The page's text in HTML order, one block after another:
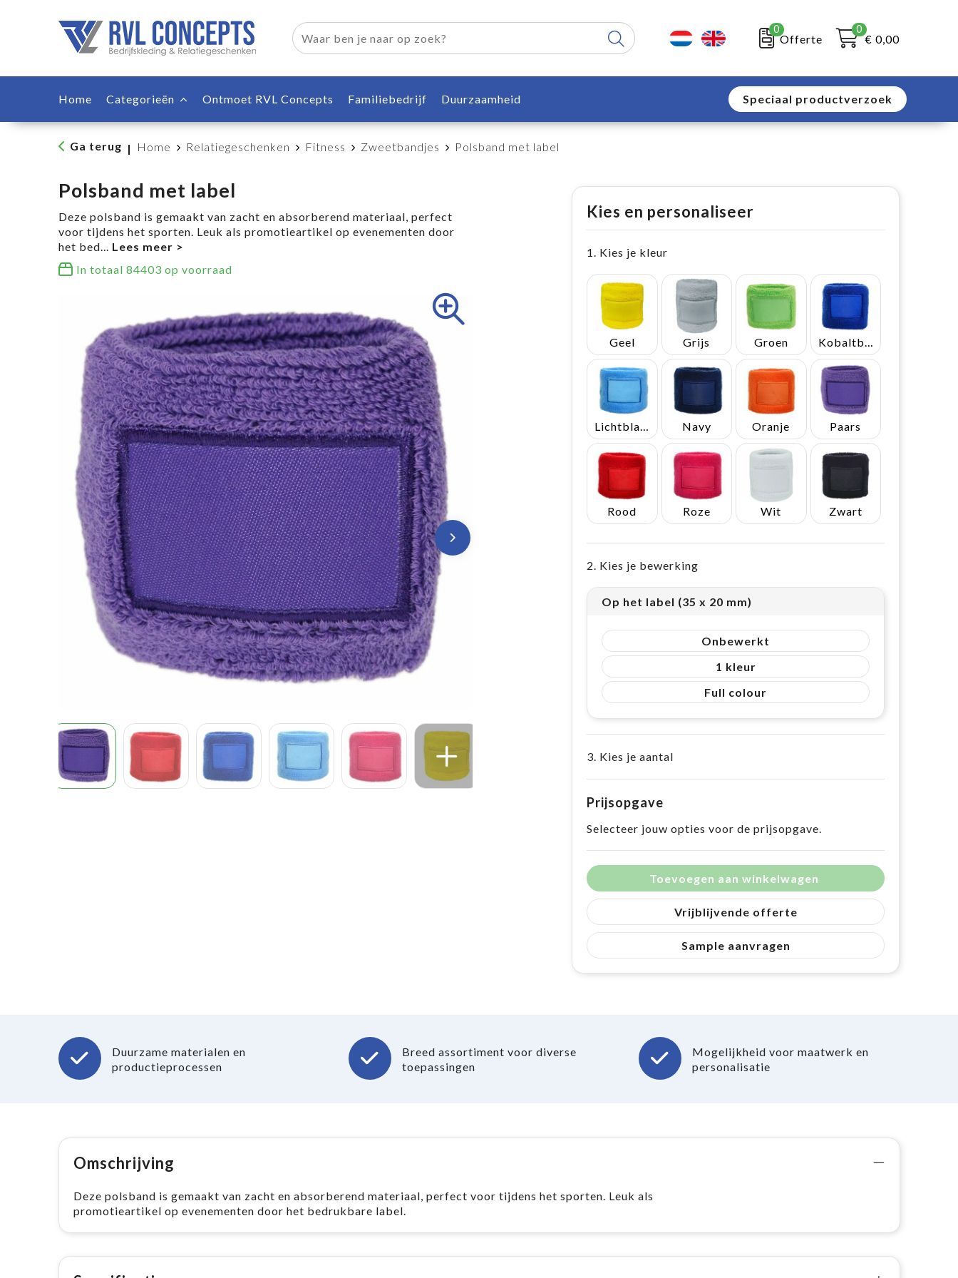
0
Offerte
0
€ 0,00
Home Categorieën Ontmoet RVL Concepts Familiebedrijf Duurzaamheid Speciaal productverzoek
Ga terug | Home Relatiegeschenken Fitness Zweetbandjes Polsband met label
Polsband met label
Deze polsband is gemaakt van zacht en absorberend materiaal, perfect
voor tijdens het sporten. Leuk als promotieartikel op evenementen door
het bed...
In totaal 84403 op voorraad
Kies en personaliseer
1. Kies je kleur
Geel Grijs Groen
Lichtblauw Navy Oranje Paars
Rood Roze Wit Zwart
2. Kies je bewerking
Op het label (35 x 20 mm)
Onbewerkt
1
Full colour
3. Kies je aantal
Prijsopgave
Selecteer jouw opties voor de prijsopgave.
Toevoegen aan winkelwagen
Vrijblijvende offerte
Sample aanvragen
Duurzame materialen en
productieprocessen
Breed assortiment voor diverse
toepassingen
Mogelijkheid voor maatwerk en
personalisatie
Omschrijving
Deze polsband is gemaakt van zacht en absorberend materiaal, perfect voor tijdens het sporten. Leuk als
promotieartikel op evenementen door het bedrukbare label.